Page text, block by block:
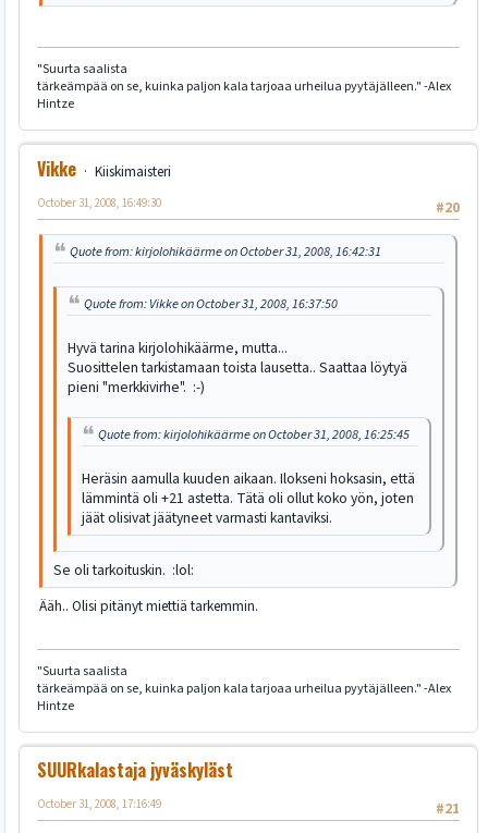
"Suurta saalista
tärkeämpää on se, kuinka paljon kala tarjoaa urheilua pyytäjälleen." -Alex
Hintze
Vikke
Kiiskimaisteri
#20
October 31, 2008, 16:49:30
Quote from: kirjolohikäärme on October 31, 2008, 16:42:31
Quote from: Vikke on October 31, 2008, 16:37:50
Hyvä tarina kirjolohikäärme, mutta...
Suosittelen tarkistamaan toista lausetta.. Saattaa löytyä
pieni "merkkivirhe". :-)
Quote from: kirjolohikäärme on October 31, 2008, 16:25:45
Heräsin aamulla kuuden aikaan. Ilokseni hoksasin, että
lämmintä oli +21 astetta. Tätä oli ollut koko yön, joten
jäät olisivat jäätyneet varmasti kantaviksi.
Se oli tarkoituskin. :lol:
Ääh.. Olisi pitänyt miettiä tarkemmin.
"Suurta saalista
tärkeämpää on se, kuinka paljon kala tarjoaa urheilua pyytäjälleen." -Alex
Hintze
SUURkalastaja jyväskyläst
#21
October 31, 2008, 17:16:49